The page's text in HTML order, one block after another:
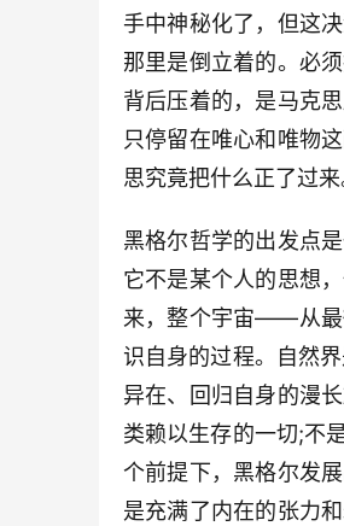
手中神秘化了，但这
那里是倒立着的。必
背后压着的，是马克
只停留在唯心和唯物
思究竟把什么正了过来
黑格尔哲学的出发点
它不是某个人的思想
来，整个宇宙——从最
识自身的过程。自然
异在、回归自身的漫
类赖以生存的一切;不
个前提下，黑格尔发
是充满了内在的张力